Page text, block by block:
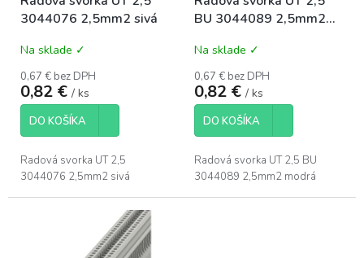
vu
t
o
v
3044076 2,5mm2 sivá
Na sklade ✓
0,67 € bez DPH
0,82 € / ks
DO KOŠÍKA
Radová svorka UT 2,5
3044076 2,5mm2 sivá
BU 3044089 2,5mm2
Na sklade ✓
0,67 € bez DPH
0,82 € / ks
DO KOŠÍKA
Radová svorka UT 2,5 BU
3044089 2,5mm2 modrá